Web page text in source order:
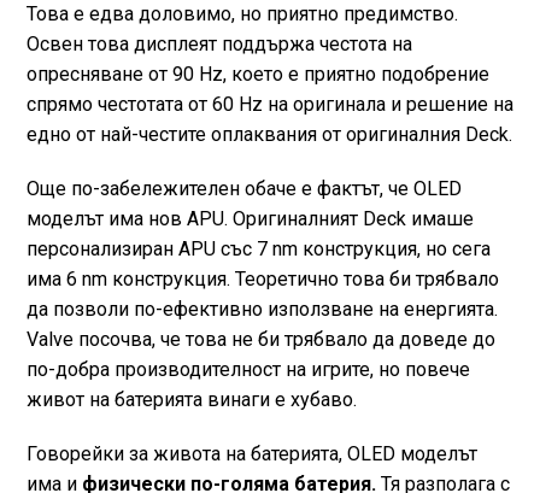
Това е едва доловимо, но приятно предимство.
Освен това дисплеят поддържа честота на
опресняване от 90 Hz, което е приятно подобрение
спрямо честотата от 60 Hz на оригинала и решение на
едно от най-честите оплаквания от оригиналния Deck.
Още по-забележителен обаче е фактът, че OLED
моделът има нов APU. Оригиналният Deck имаше
персонализиран APU със 7 nm конструкция, но сега
има 6 nm конструкция. Теоретично това би трябвало
да позволи по-ефективно използване на енергията.
Valve посочва, че това не би трябвало да доведе до
по-добра производителност на игрите, но повече
живот на батерията винаги е хубаво.
Говорейки за живота на батерията, OLED моделът
има ифизически по-голяма батерия. Тя разполага с